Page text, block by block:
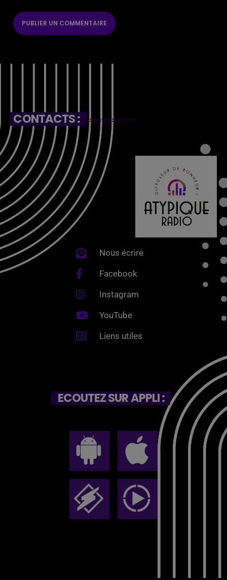
CONTACTS :
Nous écrire
Facebook
Instagram
YouTube
Liens utiles
ECOUTEZ SUR APPLI :